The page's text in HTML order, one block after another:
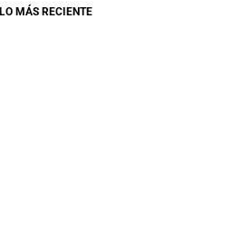
LO MÁS RECIENTE